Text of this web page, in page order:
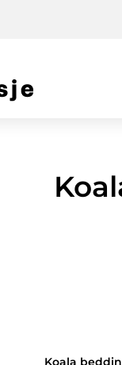
Koala